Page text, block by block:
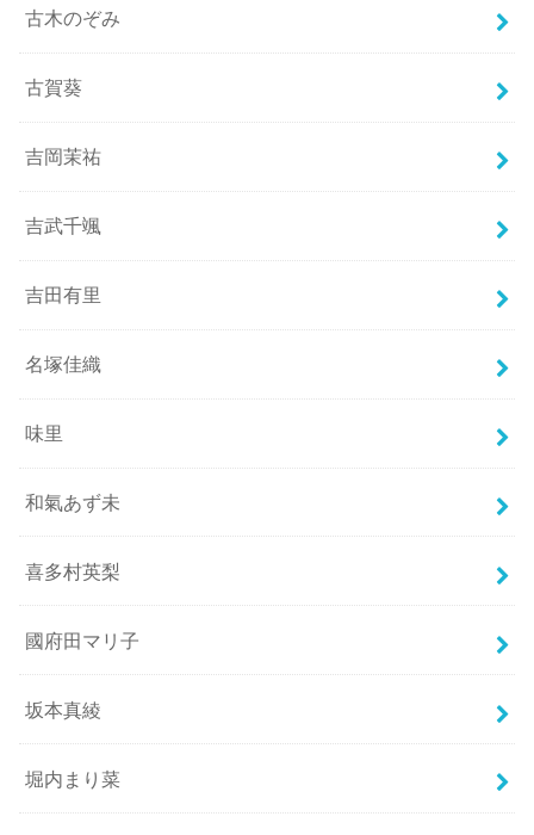
古木のぞみ
古賀葵
吉岡茉祐
吉武千颯
吉田有里
名塚佳織
味里
和氣あず未
喜多村英梨
國府田マリ子
坂本真綾
堀内まり菜